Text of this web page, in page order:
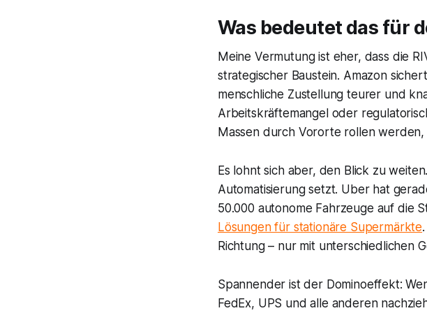
Was bedeutet das für
Meine Vermutung ist eher, dass die
strategischer Baustein. Amazonsichert
menschliche Zustellung teurer und
Arbeitskräftemangel oder
Massen durch Vororte rollen
Es lohnt sich aber, den Blick zu weiten.
Automatisierung setzt. Uberhat
50.000 autonome Fahrzeuge auf die
Lösungen für stationäre Supermärkte
Richtung – nur mit unterschiedlichen
Spannender ist der Dominoeffekt:
FedEx, UPS und alle anderen